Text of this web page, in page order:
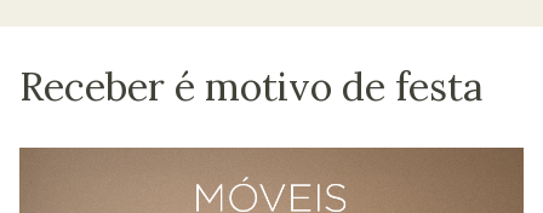
Receber é motivo de festa